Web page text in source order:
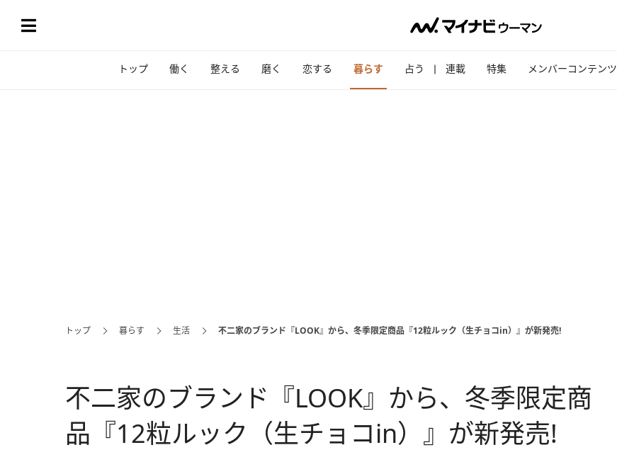
トップ 働く 整える 磨く 恋する 暮らす 占う 連載 特集 メンバーコンテンツ
トップ 暮らす 生活 不二家のブランド『LOOK』から、冬季限定商品『12粒ルック（生チョコin）』が新発売!
不二家のブランド『LOOK』から、冬季限定商
品『12粒ルック（生チョコin）』が新発売!